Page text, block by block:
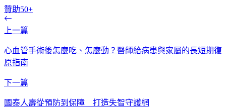
贊助50+
上一篇
心血管手術後怎麼吃、怎麼動？醫師給病患與家屬的長短期復
原指南
下一篇
國泰人壽從預防到保障 打造失智守護網